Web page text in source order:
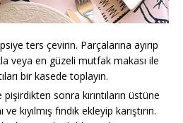
ters çevirin. Parçalarına ayırıp
veya en güzeli mutfak makası ile
bir kasede toplayın.
sonra kırıntıların üstüne
kıyılmış fındık ekleyip karıştırın.